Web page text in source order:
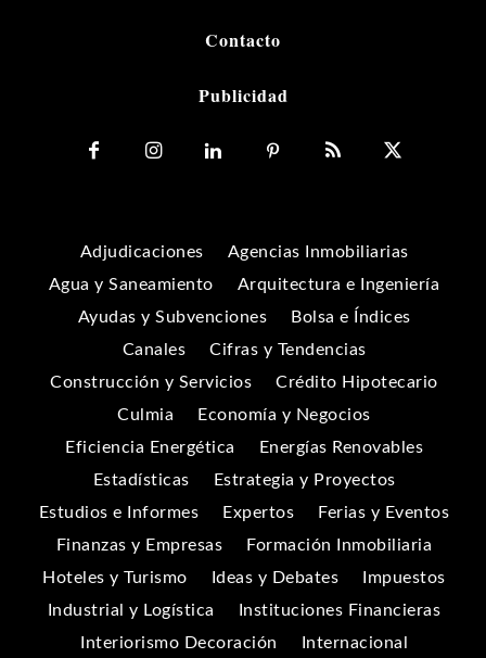
Contacto
Publicidad
Adjudicaciones
Agencias Inmobiliarias
Agua y Saneamiento
Arquitectura e Ingeniería
Ayudas y Subvenciones
Bolsa e Índices
Canales
Cifras y Tendencias
Construcción y Servicios
Crédito Hipotecario
Culmia
Economía y Negocios
Eficiencia Energética
Energías Renovables
Estadísticas
Estrategia y Proyectos
Estudios e Informes
Expertos
Ferias y Eventos
Finanzas y Empresas
Formación Inmobiliaria
Hoteles y Turismo
Ideas y Debates
Impuestos
Industrial y Logística
Instituciones Financieras
Interiorismo Decoración
Internacional